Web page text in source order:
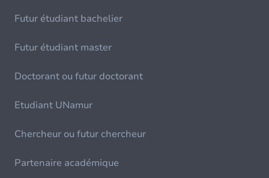
Futur étudiant bachelier
Futur étudiant master
Doctorant ou futur doctorant
Etudiant UNamur
Chercheur ou futur chercheur
Partenaire académique